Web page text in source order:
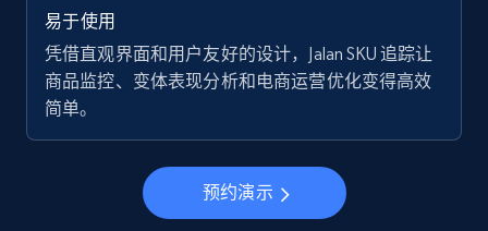
specific keywords
URL, Final price, Sku, Currency, Gtin,
Specifications, Image urls, Top reviews, and
more.
立即开始
易于使用
凭借直观界面和用户友好的设计，Jalan SKU 追踪让
商品监控、变体表现分析和电商运营优化变得高效
简单。
预约演示